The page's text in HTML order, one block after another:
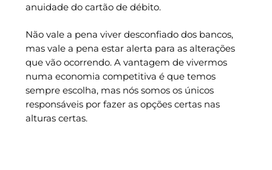
anuidade do cartão de débito.
Não vale a pena viver desconfiado dos bancos,
mas vale a pena estar alerta para as alterações
que vão ocorrendo. A vantagem de vivermos
numa economia competitiva é que temos
sempre escolha, mas nós somos os únicos
responsáveis por fazer as opções certas nas
alturas certas.